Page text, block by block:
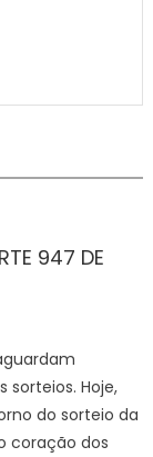
947 DE
sorteios. Hoje,
torno do sorteio da
coração dos